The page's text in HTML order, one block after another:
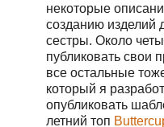
некоторые
созданию изделий
сестры. Около
публиковать свои
все остальные
который я
опубликовать
летний топ